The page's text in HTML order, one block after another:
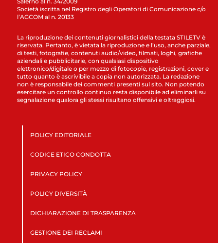
Società iscritta nel Registro degli Operatori di Comunicazione c/o
l’AGCOM al n. 20133
La riproduzione dei contenuti giornalistici della testata STILETV è
riservata. Pertanto, è vietata la riproduzione e l’uso, anche parziale,
di testi, fotografie, contenuti audio/video, filmati, loghi, grafiche
aziendali e pubblicitarie, con qualsiasi dispositivo
elettronico/digitale o per mezzo di fotocopie, registrazioni, cover e
tutto quanto è ascrivibile a copia non autorizzata. La redazione
non è responsabile dei commenti presenti sul sito. Non potendo
esercitare un controllo continuo resta disponibile ad eliminarli su
segnalazione qualora gli stessi risultano offensivi e oltraggiosi.
POLICY EDITORIALE
CODICE ETICO CONDOTTA
PRIVACY POLICY
POLICY DIVERSITÀ
DICHIARAZIONE DI TRASPARENZA
GESTIONE DEI RECLAMI